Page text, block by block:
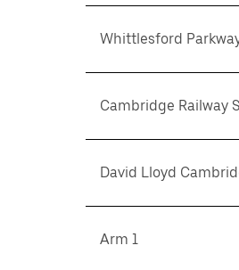
Whittlesford
Cambridge Railway
David Lloyd
Arm 1